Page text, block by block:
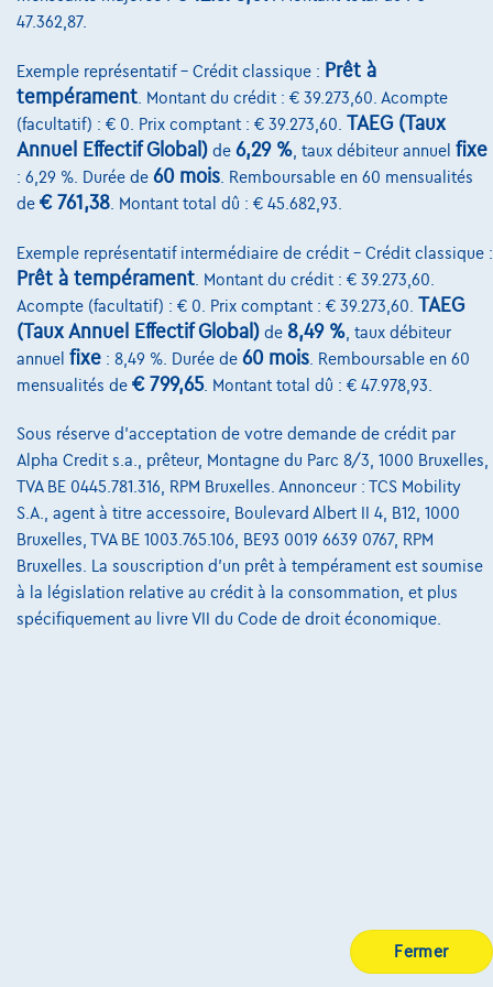
47.362,87.
Exemple représentatif – Crédit classique : Prêt à
tempérament . Montant du crédit : € 39.273,60. Acompte
(facultatif) : € 0. Prix comptant : € 39.273,60. TAEG (Taux
Annuel Effectif Global) de 6,29 % , taux débiteur annuel fixe
: 6,29 %. Durée de 60 mois . Remboursable en 60 mensualités
de € 761,38 . Montant total dû : € 45.682,93.
Exemple représentatif intermédiaire de crédit – Crédit classique :
Prêt à tempérament . Montant du crédit : € 39.273,60.
Acompte (facultatif) : € 0. Prix comptant : € 39.273,60. TAEG
(Taux Annuel Effectif Global) de 8,49 % , taux débiteur
annuel fixe : 8,49 %. Durée de 60 mois . Remboursable en 60
mensualités de € 799,65. Montant total dû : € 47.978,93.
Sous réserve d'acceptation de votre demande de crédit par
Alpha Credit s.a., prêteur, Montagne du Parc 8/3, 1000 Bruxelles,
TVA BE 0445.781.316, RPM Bruxelles. Annonceur : TCS Mobility
S.A., agent à titre accessoire, Boulevard Albert II 4, B12, 1000
Bruxelles, TVA BE 1003.765.106, BE93 0019 6639 0767, RPM
Bruxelles. La souscription d'un prêt à tempérament est soumise
à la législation relative au crédit à la consommation, et plus
spécifiquement au livre VII du Code de droit économique.
Fermer
Nos dealers
Nos partenaires
Notre équipe
Contact
@2024 TCS Mobility SA/NV Copyright
Conditions Générales
Protection Des Données
Politique Des Cookies
Charte de qualité
Site Map
Login